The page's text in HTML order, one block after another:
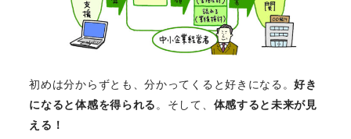
初めは分からずとも、分かってくると好きになる。好き
になると体感を得られる。そして、 体感すると未来が見
える！